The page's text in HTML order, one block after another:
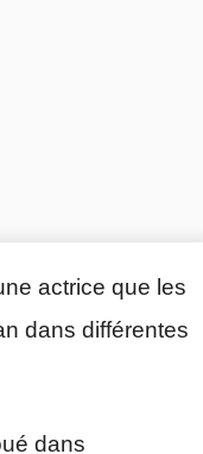
actrice que les
dans différentes
dans